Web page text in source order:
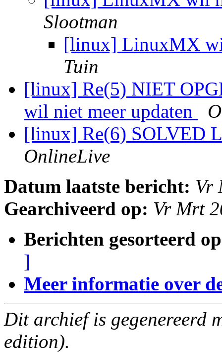
Slootman
[linux] LinuxMX
Tuin
[linux] Re(5) NIET
wil niet meer updaten
[linux] Re(6) SOLVED
OnlineLive
Datum laatste bericht: Vr
Gearchiveerd op: Vr Mrt
Berichten gesorteerd
]
Meer informatie over
Dit archief is gegenereerd
edition).